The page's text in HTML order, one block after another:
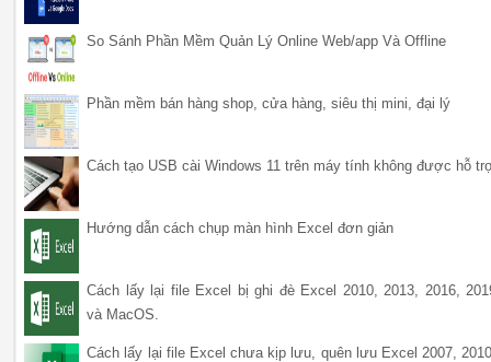
So Sánh Phần Mềm Quản Lý Online Web/app Và Offline
Phần mềm bán hàng shop, cửa hàng, siêu thị mini, đại lý
Cách tạo USB cài Windows 11 trên máy tính không được hỗ
Hướng dẫn cách chụp màn hình Excel đơn giản
Cách lấy lại file Excel bị ghi đè Excel 2010, 2013, 2016,
và MacOS.
Cách lấy lại file Excel chưa kịp lưu, quên lưu Excel 2007,